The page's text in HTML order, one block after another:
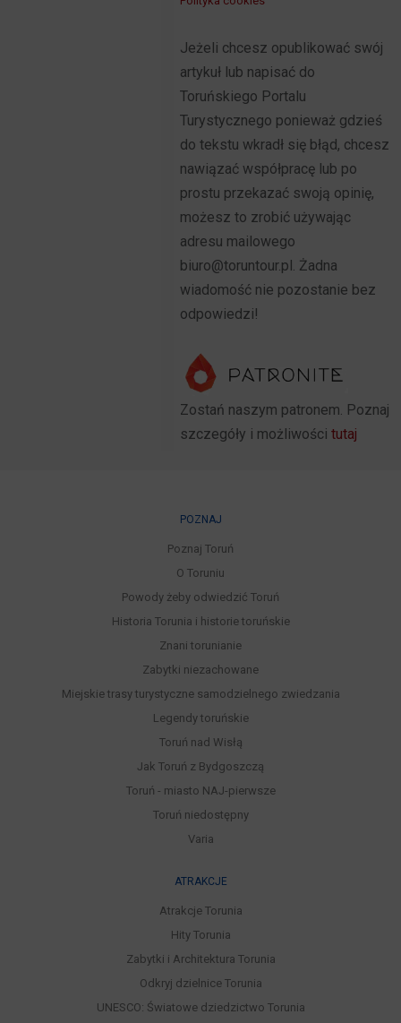
Jeżeli chcesz opublikować swój
artykuł lub napisać do
Toruńskiego Portalu
Turystycznego ponieważ gdzieś
do tekstu wkradł się błąd, chcesz
nawiązać współpracę lub po
prostu przekazać swoją opinię,
możesz to zrobić używając
adresu mailowego
biuro@toruntour.pl. Żadna
wiadomość nie pozostanie bez
odpowiedzi!
Zostań naszym patronem. Poznaj
szczegóły i możliwości tutaj
POZNAJ
Poznaj Toruń
O Toruniu
Powody żeby odwiedzić Toruń
Historia Torunia i historie toruńskie
Znani torunianie
Zabytki niezachowane
Miejskie trasy turystyczne samodzielnego zwiedzania
Legendy toruńskie
Toruń nad Wisłą
Jak Toruń z Bydgoszczą
Toruń - miasto NAJ-pierwsze
Toruń niedostępny
Varia
ATRAKCJE
Atrakcje Torunia
Hity Torunia
Zabytki i Architektura Torunia
Odkryj dzielnice Torunia
UNESCO: Światowe dziedzictwo Torunia